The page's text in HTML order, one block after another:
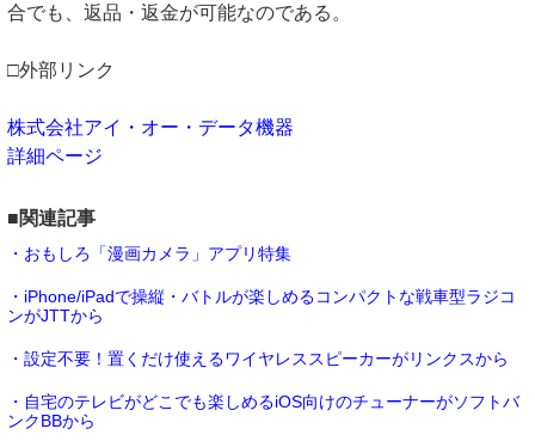
合でも、返品・返金が可能なのである。
□外部リンク
株式会社アイ・オー・データ機器
詳細ページ
■関連記事
・おもしろ「漫画カメラ」アプリ特集
・iPhone/iPadで操縦・バトルが楽しめるコンパクトな戦車型ラジコ
ンがJTTから
・設定不要！置くだけ使えるワイヤレススピーカーがリンクスから
・自宅のテレビがどこでも楽しめるiOS向けのチューナーがソフトバ
ンクBBから